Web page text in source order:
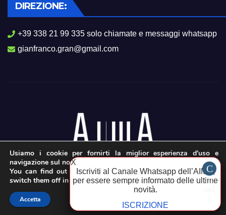
DIREZIONE:
+39 338 21 99 335 solo chiamate e messaggi whatsapp
gianfranco.gran@gmail.com
X
Iscriviti al Canale Whatsapp dell’AIMA,
per essere sempre informato delle ultime
novità.
ISCRIZIONE
Usiamo i cookie per fornirti la miglior esperienza d'uso e
navigazione sul nostro sito web.
You can find out more about which cookies we are using or
switch them off in settings.
Accetta